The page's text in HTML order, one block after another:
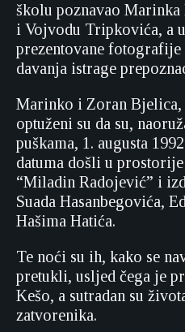
školu poznavao
i Vojvodu Tripkovića, a
prezentovane
davanja istrage
Marinko i Zoran
optuženi su da su,
puškama, 1. augusta
datuma došli u
“Miladin Radojević” i
Suada Hasanbegovića,
Hašima Hatića.
Te noći su ih, kako se
pretukli, usljed čega je
Kešo, a sutradan su
zatvorenika.